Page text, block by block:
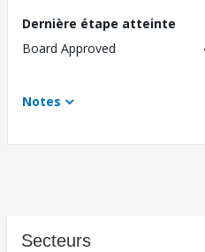
Dernière étape atteinte
Board Approved
Notes
Secteurs